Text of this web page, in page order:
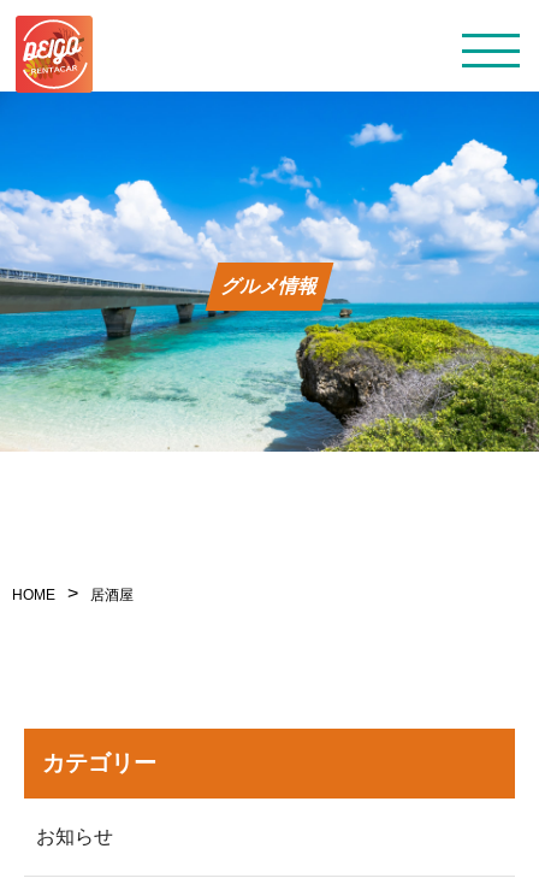
トップ
レンタカー料金
よくある質問
グルメ情報
HOME > 居酒屋
カテゴリー
お知らせ